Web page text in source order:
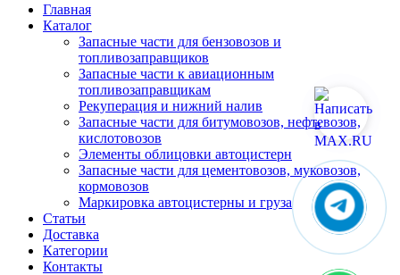
Главная
Каталог
Запасные части для бензовозов и
топливозаправщиков
Запасные части к авиационным
топливозаправщикам
Рекуперация и нижний налив
Запасные части для битумовозов, нефтевозов,
кислотовозов
Элементы облицовки автоцистерн
Запасные части для цементовозов, муковозов,
кормовозов
Маркировка автоцистерны и груза
Статьи
Доставка
Категории
Контакты